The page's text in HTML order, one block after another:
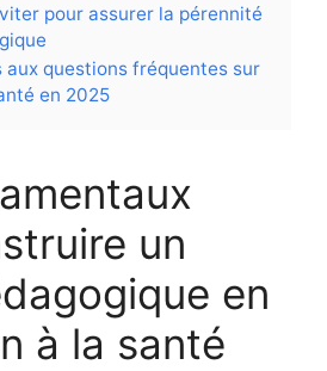
pour assurer la pérennité
aux questions fréquentes sur
en 2025
un
en
à la santé